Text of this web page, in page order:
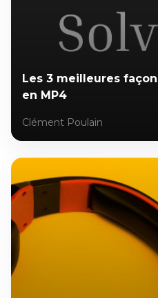
Les 3 meilleures
en MP4
Clément Poulain